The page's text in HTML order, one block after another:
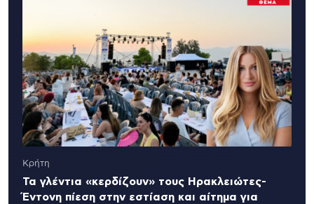
Κρήτη
Τα γλέντια «κερδίζουν» τους Ηρακλειώτες-
Έντονη πίεση στην εστίαση και αίτημα για